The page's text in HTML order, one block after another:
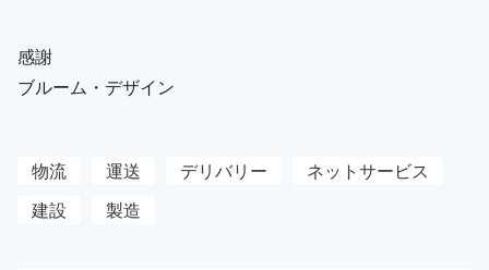
感謝
ブルーム・デザイン
物流 運送 デリバリー
ネットサービス
建設
製造